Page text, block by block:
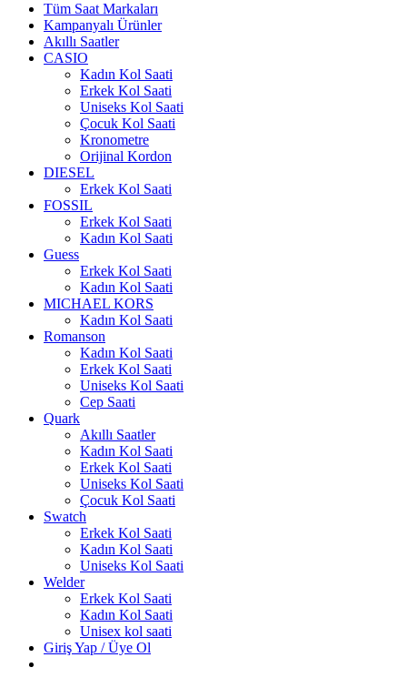
Tüm Saat Markaları
Kampanyalı Ürünler
Akıllı Saatler
CASIO
Kadın Kol Saati
Erkek Kol Saati
Uniseks Kol Saati
Çocuk Kol Saati
Kronometre
Orijinal Kordon
DIESEL
Erkek Kol Saati
FOSSIL
Erkek Kol Saati
Kadın Kol Saati
Guess
Erkek Kol Saati
Kadın Kol Saati
MICHAEL KORS
Kadın Kol Saati
Romanson
Kadın Kol Saati
Erkek Kol Saati
Uniseks Kol Saati
Cep Saati
Quark
Akıllı Saatler
Kadın Kol Saati
Erkek Kol Saati
Uniseks Kol Saati
Çocuk Kol Saati
Swatch
Erkek Kol Saati
Kadın Kol Saati
Uniseks Kol Saati
Welder
Erkek Kol Saati
Kadın Kol Saati
Unisex kol saati
Giriş Yap / Üye Ol